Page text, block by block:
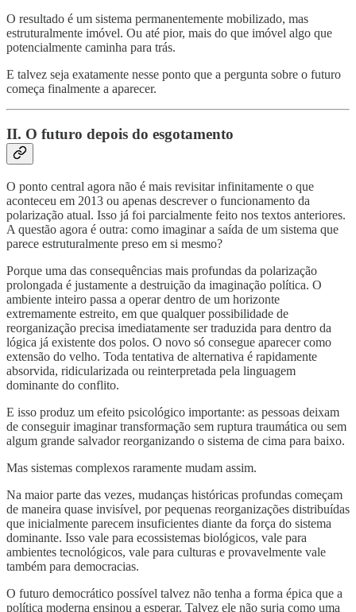
O resultado é um sistema permanentemente mobilizado, mas
estruturalmente imóvel. Ou até pior, mais do que imóvel algo que
potencialmente caminha para trás.
E talvez seja exatamente nesse ponto que a pergunta sobre o futuro
começa finalmente a aparecer.
II. O futuro depois do esgotamento
O ponto central agora não é mais revisitar infinitamente o que
aconteceu em 2013 ou apenas descrever o funcionamento da
polarização atual. Isso já foi parcialmente feito nos textos anteriores.
A questão agora é outra: como imaginar a saída de um sistema que
parece estruturalmente preso em si mesmo?
Porque uma das consequências mais profundas da polarização
prolongada é justamente a destruição da imaginação política. O
ambiente inteiro passa a operar dentro de um horizonte
extremamente estreito, em que qualquer possibilidade de
reorganização precisa imediatamente ser traduzida para dentro da
lógica já existente dos polos. O novo só consegue aparecer como
extensão do velho. Toda tentativa de alternativa é rapidamente
absorvida, ridicularizada ou reinterpretada pela linguagem
dominante do conflito.
E isso produz um efeito psicológico importante: as pessoas deixam
de conseguir imaginar transformação sem ruptura traumática ou sem
algum grande salvador reorganizando o sistema de cima para baixo.
Mas sistemas complexos raramente mudam assim.
Na maior parte das vezes, mudanças históricas profundas começam
de maneira quase invisível, por pequenas reorganizações distribuídas
que inicialmente parecem insuficientes diante da força do sistema
dominante. Isso vale para ecossistemas biológicos, vale para
ambientes tecnológicos, vale para culturas e provavelmente vale
também para democracias.
O futuro democrático possível talvez não tenha a forma épica que a
política moderna ensinou a esperar. Talvez ele não surja como uma